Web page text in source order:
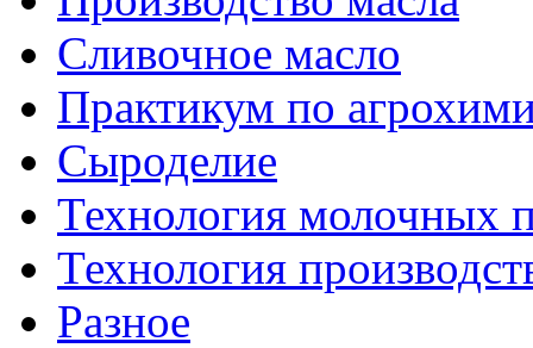
Сливочное масло
Практикум по
Сыроделие
Технология молочных
Технология
Разное